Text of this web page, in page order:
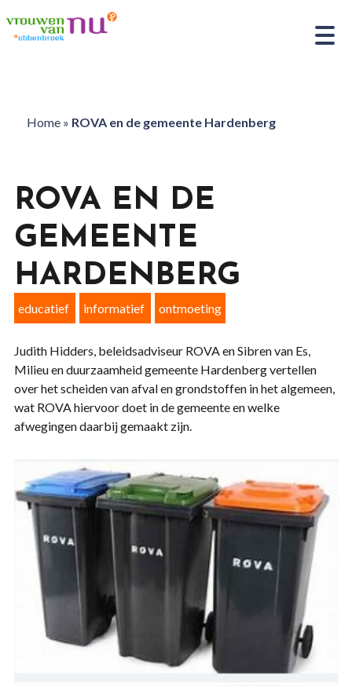
Home» ROVA en de gemeente Hardenberg
ROVA EN DE
GEMEENTE
HARDENBERG
educatief informatief ontmoeting
Judith Hidders, beleidsadviseur ROVA en Sibren van Es,
Milieu en duurzaamheid gemeente Hardenberg vertellen
over het scheiden van afval en grondstoffen in het algemeen,
wat ROVA hiervoor doet in de gemeente en welke
afwegingen daarbij gemaakt zijn.